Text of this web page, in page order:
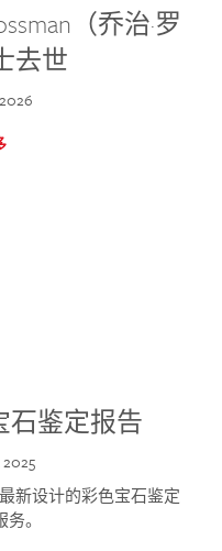
（乔治·罗
去世
石鉴定报告
新设计的彩色宝石鉴定
。